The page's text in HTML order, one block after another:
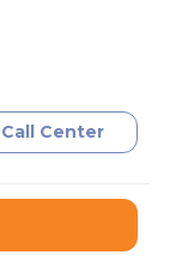
Call Center